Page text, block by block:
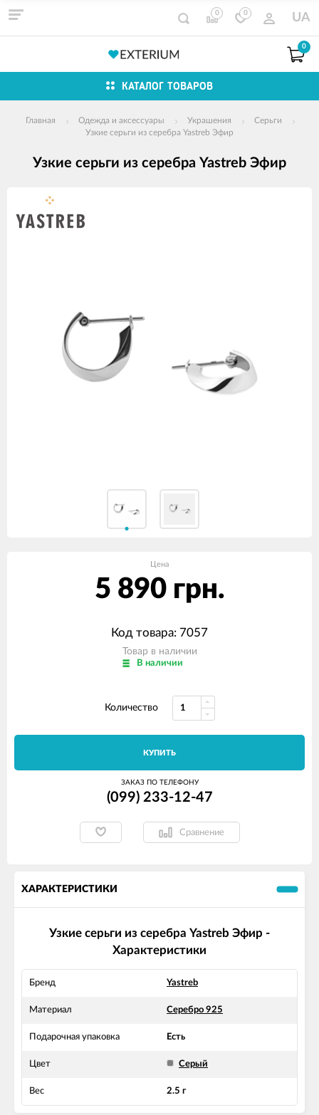
0 0 UA
0
КАТАЛОГ ТОВАРОВ
Главная Одежда и аксессуары Украшения
Серьги
Узкие серьги из серебра Yastreb Эфир
Узкие серьги из серебра Yastreb Эфир
Изображения
товаров
Цена
5 890 грн.
Код товара: 7057
Товар в наличии
В наличии
Количество
КУПИТЬ
ЗАКАЗ ПО ТЕЛЕФОНУ
(099) 233-12-47
Сравнение
ХАРАКТЕРИСТИКИ
Узкие серьги из серебра Yastreb Эфир -
Характеристики
Бренд Yastreb
Материал Серебро 925
Подарочная упаковка Есть
Цвет Серый
Вес 2.5 г